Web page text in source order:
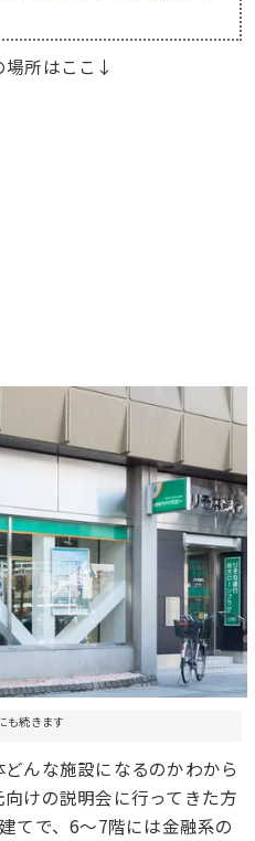
場所はここ↓
も続きます
んな施設になるのかわから
けの説明会に行ってきた方
てで、6〜7階には金融系の